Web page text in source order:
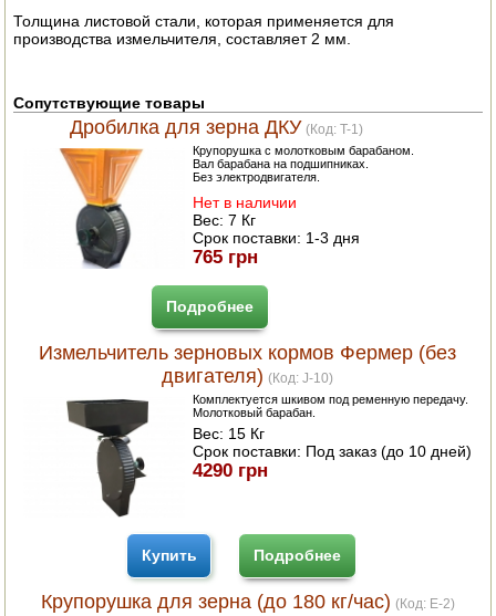
МАНГАЛЫ, КОПТИЛЬНИ
ОРЕХОКОЛЫ
Толщина листовой стали, которая применяется для
производства измельчителя, составляет 2 мм.
Сопутствующие товары
Дробилка для зерна ДКУ (Код: T-1)
Крупорушка с молотковым барабаном.
Вал барабана на подшипниках.
Без электродвигателя.
Нет в наличии
Вес:7 Кг
Срок поставки: 1-3 дня
765 грн
Подробнее
Измельчитель зерновых кормов Фермер (без
двигателя) (Код:J-10)
Комплектуется шкивом под ременную передачу.
Молотковый барабан.
Вес: 15 Кг
Срок поставки: Под заказ (до 10 дней)
4290 грн
Купить Подробнее
Крупорушка для зерна (до 180 кг/час) (Код: E-2)